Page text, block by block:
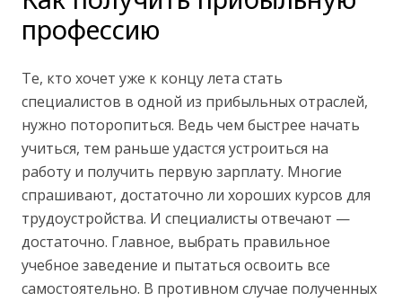
профессию
Те, кто хочет уже к концу лета стать
специалистов в одной из прибыльных отраслей,
нужно поторопиться. Ведь чем быстрее начать
учиться, тем раньше удастся устроиться на
работу и получить первую зарплату. Многие
спрашивают, достаточно ли хороших курсов для
трудоустройства. И специалисты отвечают —
достаточно. Главное, выбрать правильное
учебное заведение и пытаться освоить все
самостоятельно. В противном случае полученных